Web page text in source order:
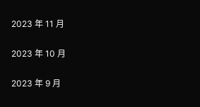
2023 年 11 月
2023 年 10 月
2023 年 9 月